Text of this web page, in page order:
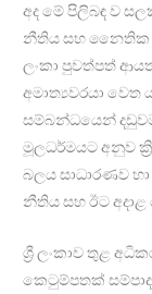
අද මේ පිලිබඳ ව
නීතිය සහ නෛතික
ලංකා පුවත්පත්
අමාත්‍යවරයා වෙත
සම්බන්ධයෙන්
මූලධර්මයට අනුව
බලය සාධාරණව
නීතිය සහ ඊට
ශ්‍රී ලංකාව තුළ
කෙටුම්පතක්